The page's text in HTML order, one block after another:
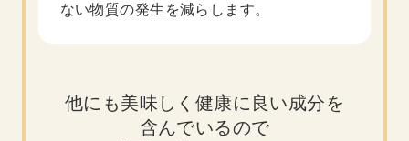
ない物質の発生を減らします。
他にも美味しく健康に良い成分を
含んでいるので